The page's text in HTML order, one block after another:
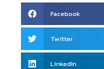
Facebook
Twitter
LinkedIn